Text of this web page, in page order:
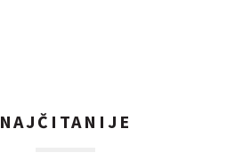
NAJČITANIJE